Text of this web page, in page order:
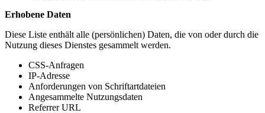
Erhobene Daten
Diese Liste enthält alle (persönlichen) Daten, die von oder durch die
Nutzung dieses Dienstes gesammelt werden.
CSS-Anfragen
IP-Adresse
Anforderungen von Schriftartdateien
Angesammelte Nutzungsdaten
Referrer URL